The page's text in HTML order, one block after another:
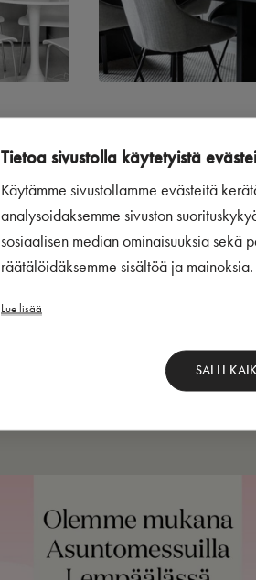
Tietoa sivustolla käytetyistä
Käytämme sivustollamme evästeitä
analysoidaksemme sivuston
sosiaalisen median ominaisuuksia sekä
räätälöidäksemme sisältöä ja mainoksia.
Lue lisää
SALLI